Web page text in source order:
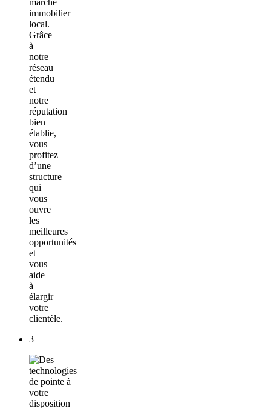
marché
immobilier
local.
Grâce
à
notre
réseau
étendu
et
notre
réputation
bien
établie,
vous
profitez
d’une
structure
qui
vous
ouvre
les
meilleures
opportunités
et
vous
aide
à
élargir
votre
clientèle.
3